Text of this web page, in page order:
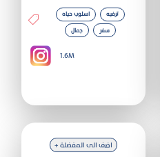
اسلوب حياه
ترفيه
جمال
سفر
1.6M
+ اضف الى المفضلة